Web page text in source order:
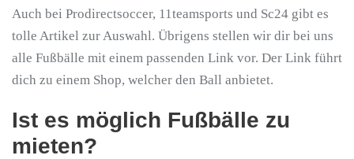
Auch bei Prodirectsoccer, 11teamsports und Sc24 gibt es
tolle Artikel zur Auswahl. Übrigens stellen wir dir bei uns
alle Fußbälle mit einem passenden Link vor. Der Link führt
dich zu einem Shop, welcher den Ball anbietet.
Ist es möglich Fußbälle zu
mieten?